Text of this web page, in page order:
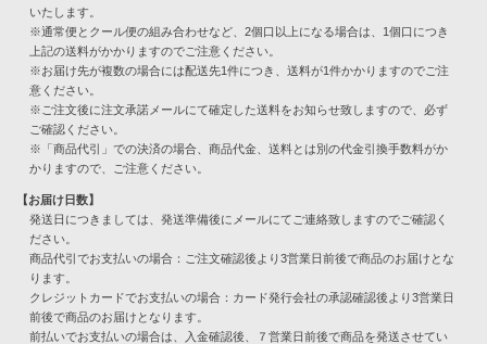
いたします。
※通常便とクール便の組み合わせなど、2個口以上になる場合は、1個口につき
上記の送料がかかりますのでご注意ください。
※お届け先が複数の場合には配送先1件につき、送料が1件かかりますのでご注
意ください。
※ご注文後に注文承諾メールにて確定した送料をお知らせ致しますので、必ず
ご確認ください。
※「商品代引」での決済の場合、商品代金、送料とは別の代金引換手数料がか
かりますので、ご注意ください。
【お届け日数】
発送日につきましては、発送準備後にメールにてご連絡致しますのでご確認く
ださい。
商品代引でお支払いの場合：ご注文確認後より3営業日前後で商品のお届けとな
ります。
クレジットカードでお支払いの場合：カード発行会社の承認確認後より3営業日
前後で商品のお届けとなります。
前払いでお支払いの場合は、入金確認後、７営業日前後で商品を発送させてい